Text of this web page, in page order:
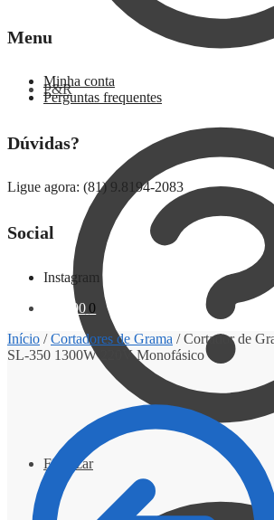
P&R
Finalizar
Menu
Minha conta
Perguntas frequentes
Dúvidas?
Ligue agora: (81) 9.8194-2083
Social
Instagram
0,00 0
Início /Cortadores de Grama /Cortador de
SL-350 1300W 220V Monofásico